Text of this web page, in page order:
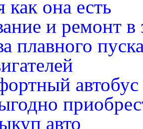
как она есть
и ремонт в
плавного
авто